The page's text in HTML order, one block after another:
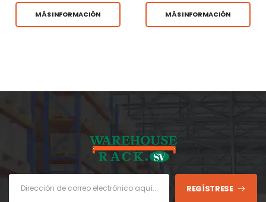
MÁS INFORMACIÓN MÁS INFORMACIÓN
REGÍSTRESE